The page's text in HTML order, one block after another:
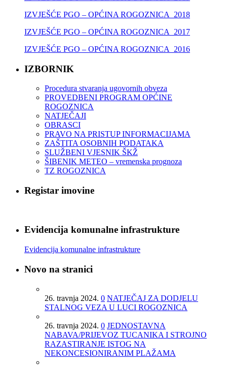
IZVJEŠĆE PGO – OPĆINA ROGOZNICA_2018
IZVJEŠĆE PGO – OPĆINA ROGOZNICA_2017
IZVJEŠĆE PGO – OPĆINA ROGOZNICA_2016
IZBORNIK
Procedura stvaranja ugovornih obveza
PROVEDBENI PROGRAM OPĆINE
ROGOZNICA
NATJEČAJI
OBRASCI
PRAVO NA PRISTUP INFORMACIJAMA
ZAŠTITA OSOBNIH PODATAKA
SLUŽBENI VJESNIK ŠKŽ
ŠIBENIK METEO – vremenska prognoza
TZ ROGOZNICA
Registar imovine
Evidencija komunalne infrastrukture
Evidencija komunalne infrastrukture
Novo na stranici
26. travnja 2024. 0 NATJEČAJ ZA DODJELU
STALNOG VEZA U LUCI ROGOZNICA
26. travnja 2024. 0 JEDNOSTAVNA
NABAVA/PRIJEVOZ TUCANIKA I STROJNO
RAZASTIRANJE ISTOG NA
NEKONCESIONIRANIM PLAŽAMA